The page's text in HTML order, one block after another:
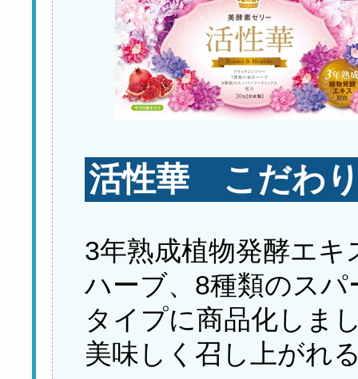
活性華 こだわ
3年熟成植物発酵エ
ハーブ、8種類のス
タイプに商品化しま
美味しく召し上がれ